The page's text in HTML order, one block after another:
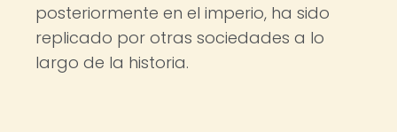
posteriormente en el imperio, ha sido
replicado por otras sociedades a lo
largo de la historia.